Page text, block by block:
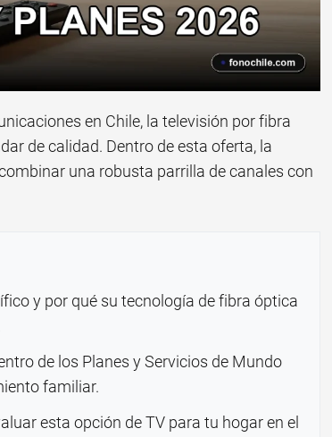
en Chile, la televisión por fibra
de calidad. Dentro de esta oferta, la
una robusta parrilla de canales con
y por qué su tecnología de fibra óptica
de los Planes y Servicios de Mundo
familiar.
esta opción de TV para tu hogar en el